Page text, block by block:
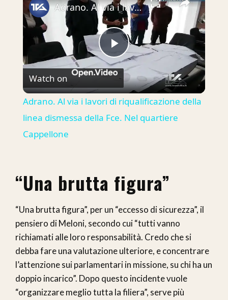
Play
Video
Adrano. Al via i lavori di riqualificazione della linea dismessa della Fce. Nel quartiere Cappellone
Watch on
Adrano. Al via i lavori di riqualificazione della
linea dismessa della Fce. Nel quartiere
Cappellone
“Una brutta figura”
“Una brutta figura”, per un “eccesso di sicurezza”, il
pensiero di Meloni, secondo cui “tutti vanno
richiamati alle loro responsabilità. Credo che si
debba fare una valutazione ulteriore, e concentrare
l’attenzione sui parlamentari in missione, su chi ha un
doppio incarico”. Dopo questo incidente vuole
“organizzare meglio tutta la filiera”, serve più